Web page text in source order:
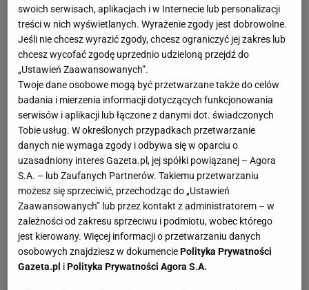
swoich serwisach, aplikacjach i w Internecie lub personalizacji
treści w nich wyświetlanych. Wyrażenie zgody jest dobrowolne.
Jeśli nie chcesz wyrazić zgody, chcesz ograniczyć jej zakres lub
chcesz wycofać zgodę uprzednio udzieloną przejdź do
„Ustawień Zaawansowanych”.
Twoje dane osobowe mogą być przetwarzane także do celów
badania i mierzenia informacji dotyczących funkcjonowania
serwisów i aplikacji lub łączone z danymi dot. świadczonych
Tobie usług. W określonych przypadkach przetwarzanie
danych nie wymaga zgody i odbywa się w oparciu o
uzasadniony interes Gazeta.pl, jej spółki powiązanej – Agora
S.A. – lub Zaufanych Partnerów. Takiemu przetwarzaniu
możesz się sprzeciwić, przechodząc do „Ustawień
Zaawansowanych” lub przez kontakt z administratorem – w
zależności od zakresu sprzeciwu i podmiotu, wobec którego
jest kierowany. Więcej informacji o przetwarzaniu danych
osobowych znajdziesz w dokumenciePolityka Prywatności
Gazeta.pl iPolityka Prywatności Agora S.A.